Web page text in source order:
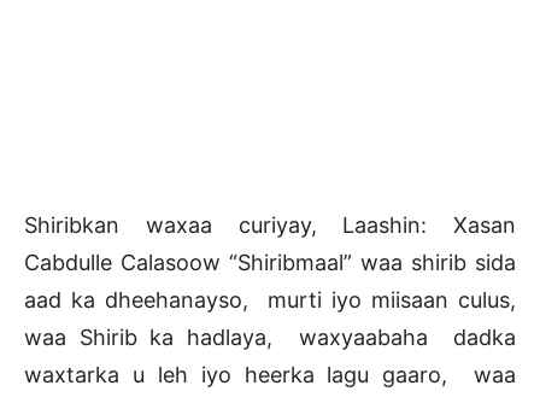
Shiribkan waxaa curiyay, Laashin: Xasan
Cabdulle Calasoow “Shiribmaal” waa shirib sida
aad ka dheehanayso, murti iyo miisaan culus,
waa Shirib ka hadlaya, waxyaabaha dadka
waxtarka u leh iyo heerka lagu gaaro, waa